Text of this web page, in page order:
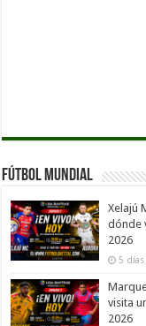
Fútbol Mundial
Xelajú
dónde
2026
5 días
visita
2026